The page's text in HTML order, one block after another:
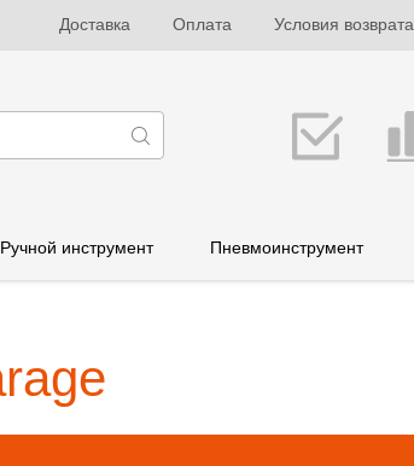
Доставка Оплата Условия возврата
Ручной инструмент Пневмоинструмент